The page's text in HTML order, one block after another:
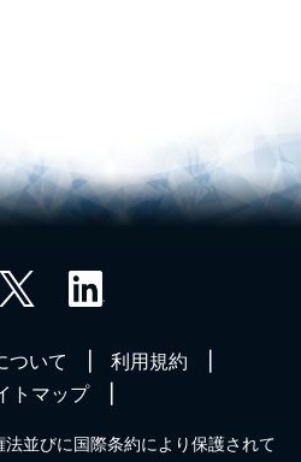
ついて
利用規約
トマップ
並びに国際条約により保護されて